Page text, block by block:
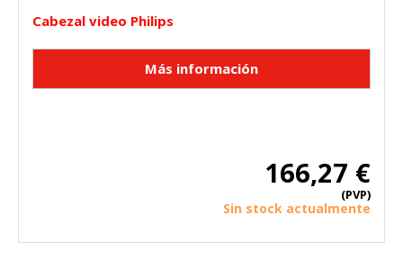
Cabezal video Philips
166,27 €
(PVP)
Sin stock actualmente